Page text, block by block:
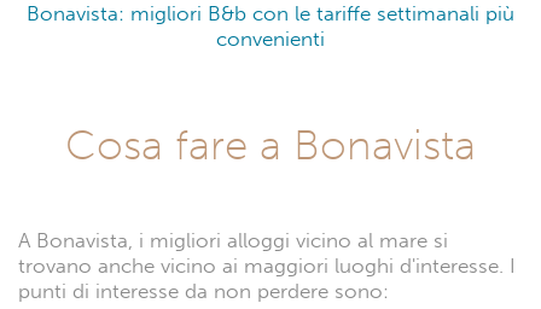
Bonavista: migliori B&b con le tariffe settimanali più
convenienti
Cosa fare a Bonavista
A Bonavista, i migliori alloggi vicino al mare si
trovano anche vicino ai maggiori luoghi d'interesse. I
punti di interesse da non perdere sono: